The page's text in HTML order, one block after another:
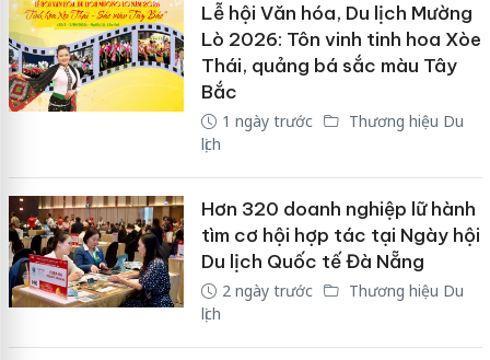
Lễ hội Văn hóa, Du lịch Mường
Lò 2026: Tôn vinh tinh hoa Xòe
Thái, quảng bá sắc màu Tây
Bắc
1 ngày trước
Thương hiệu Du
lịch
Hơn 320 doanh nghiệp lữ hành
tìm cơ hội hợp tác tại Ngày hội
Du lịch Quốc tế Đà Nẵng
2 ngày trước
Thương hiệu Du
lịch